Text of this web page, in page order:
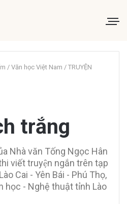
/ Văn học Việt Nam / TRUYỆN
trắng
Nhà văn Tống Ngọc Hân
viết truyện ngắn trên tạp
Cai - Yên Bái - Phú Thọ,
học - Nghệ thuật tỉnh Lào